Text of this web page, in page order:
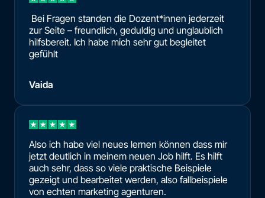
Bei Fragen standen die Dozent*innen jederzeit
zur Seite – freundlich, geduldig und unglaublich
hilfsbereit. Ich habe mich sehr gut begleitet
gefühlt
Vaida
Also ich habe viel neues lernen können dass mir
jetzt deutlich in meinem neuen Job hilft. Es hilft
auch sehr, dass so viele praktische Beispiele
gezeigt und bearbeitet werden, also fallbeispiele
von echten marketing agenturen.